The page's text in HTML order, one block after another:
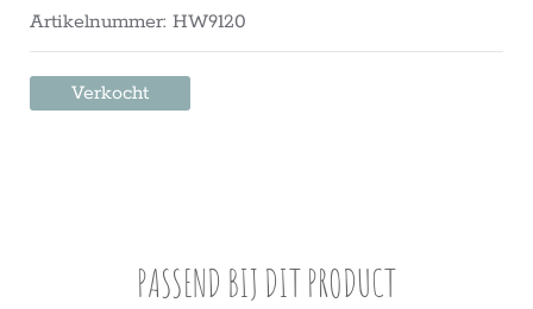
Artikelnummer: HW9120
Verkocht
PASSEND BIJ DIT PRODUCT